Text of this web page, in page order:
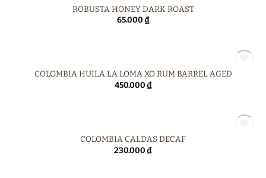
HẾT HÀNG
ROBUSTA HONEY DARK ROAST
65.000₫
HẾT HÀNG
COLOMBIA HUILA LA LOMA XO RUM BARREL AGED
450.000₫
HẾT HÀNG
COLOMBIA CALDAS DECAF
230.000₫